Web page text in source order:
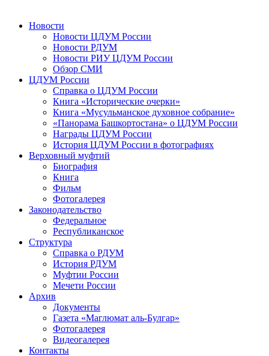
Новости
Новости ЦДУМ России
Новости РДУМ
Новости РИУ ЦДУМ России
Обзор СМИ
ЦДУМ России
Справка о ЦДУМ России
Книга «Исторические очерки»
Книга «Мусульманское духовное собрание»
«Панорама Башкортостана» о ЦДУМ России
Награды ЦДУМ России
История ЦДУМ России в фотографиях
Верховный муфтий
Биография
Книга
Фильм
Фотогалерея
Законодательство
Федеральное
Республиканское
Структура
Справка о РДУМ
История РДУМ
Муфтии России
Мечети России
Архив
Документы
Газета «Маглюмат аль-Булгар»
Фотогалерея
Видеогалерея
Контакты